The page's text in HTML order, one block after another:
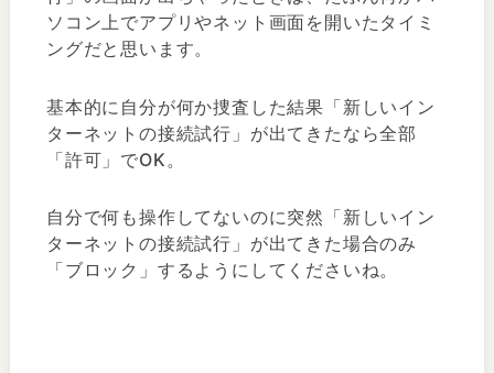
ソコン上でアプリやネット画面を開いたタイミ
ングだと思います。
基本的に自分が何か捜査した結果「新しいイン
ターネットの接続試行」が出てきたなら全部
「許可」でOK。
自分で何も操作してないのに突然「新しいイン
ターネットの接続試行」が出てきた場合のみ
「ブロック」するようにしてくださいね。